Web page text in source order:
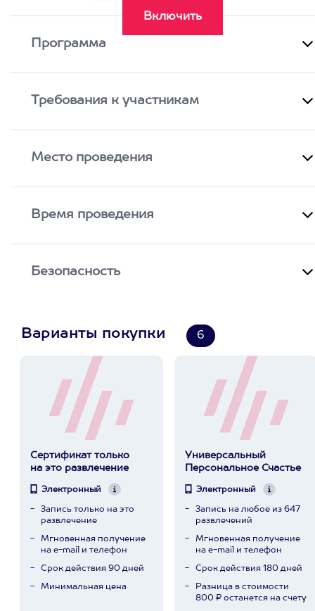
Программа
Требования к участникам
Место проведения
Время проведения
Безопасность
Варианты покупки 6
Сертификат только
на это развлечение
Электронный
Запись только на это
развлечение
Мгновенная получение
на e-mail и телефон
Срок действия 90 дней
Минимальная цена
Универсальный
Персональное Счастье
Электронный
Запись на любое из 647
развлечений
Мгновенная получение
на e-mail и телефон
Срок действия 180 дней
Разница в стоимости
800 ₽ останется на счету